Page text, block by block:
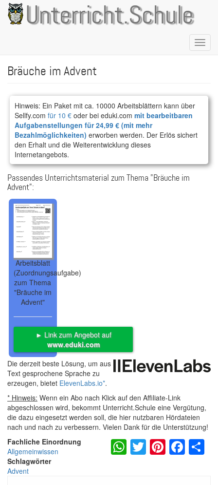
Direkt
zum
Inhalt
Unterricht.Schule
Bräuche im Advent
Hinweis: Ein Paket mit ca. 10000 Arbeitsblättern kann über
Sellfy.com für 10 € oder bei eduki.com mit bearbeitbaren
Aufgabenstellungen für 24,99 € (mit mehr
Bezahlmöglichkeiten) erworben werden. Der Erlös sichert
den Erhalt und die Weiterentwicklung dieses
Internetangebots.
Passendes Unterrichtsmaterial zum Thema "Bräuche im
Advent":
Arbeitsblatt
(Zuordnungsaufgabe)
zum Thema
"Bräuche im
Advent"
► Link zum Angebot auf
www.eduki.com
Die derzeit beste Lösung, um aus
Text gesprochene Sprache zu
erzeugen, bietet ElevenLabs.io*.
* Hinweis: Wenn ein Abo nach Klick auf den Affiliate-Link
abgeschlossen wird, bekommt Unterricht.Schule eine Vergütung,
die dazu eingesetzt werden soll, die hier nutzbaren Hördateien
nach und nach zu verbessern. Vielen Dank für die Unterstützung!
Fachliche Einordnung
Allgemeinwissen
Schlagwörter
Advent
WhatsApp
Twitter